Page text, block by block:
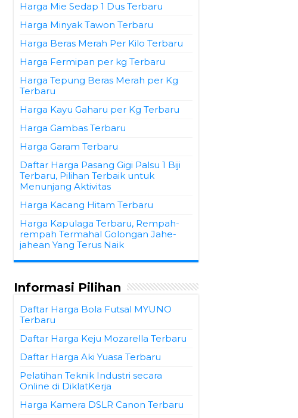
Harga Mie Sedap 1 Dus Terbaru
Harga Minyak Tawon Terbaru
Harga Beras Merah Per Kilo Terbaru
Harga Fermipan per kg Terbaru
Harga Tepung Beras Merah per Kg
Terbaru
Harga Kayu Gaharu per Kg Terbaru
Harga Gambas Terbaru
Harga Garam Terbaru
Daftar Harga Pasang Gigi Palsu 1 Biji
Terbaru, Pilihan Terbaik untuk
Menunjang Aktivitas
Harga Kacang Hitam Terbaru
Harga Kapulaga Terbaru, Rempah-
rempah Termahal Golongan Jahe-
jahean Yang Terus Naik
Informasi Pilihan
Daftar Harga Bola Futsal MYUNO
Terbaru
Daftar Harga Keju Mozarella Terbaru
Daftar Harga Aki Yuasa Terbaru
Pelatihan Teknik Industri secara
Online di DiklatKerja
Harga Kamera DSLR Canon Terbaru